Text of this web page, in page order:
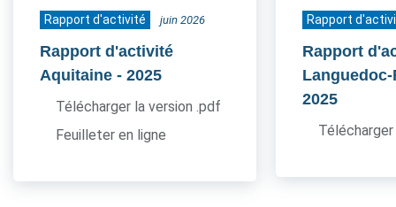
Rapport d'activité juin 2026
Rapport d'activité
Aquitaine - 2025
Télécharger la version .pdf
Feuilleter en ligne
Rapport
Rapport
2025